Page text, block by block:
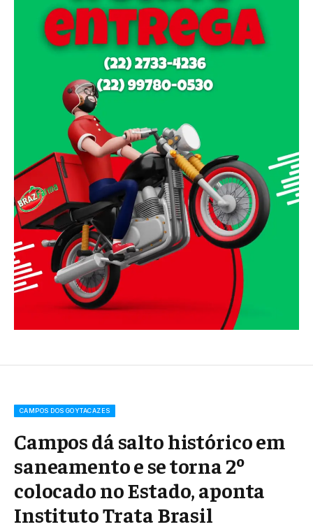
CAMPOS DOS GOYTACAZES
Campos dá salto histórico em
saneamento e se torna 2º
colocado no Estado, aponta
Instituto Trata Brasil